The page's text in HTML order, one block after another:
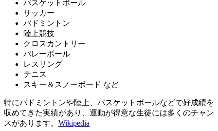
バスケットボール
サッカー
バドミントン
陸上競技
クロスカントリー
バレーボール
レスリング
テニス
スキー＆スノーボード など
特にバドミントンや陸上、バスケットボールなどで好成績を
収めてきた実績があり、運動が得意な生徒には多くのチャン
スがあります。 Wikipedia